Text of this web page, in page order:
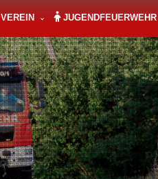
VEREIN JUGENDFEUERWEHR